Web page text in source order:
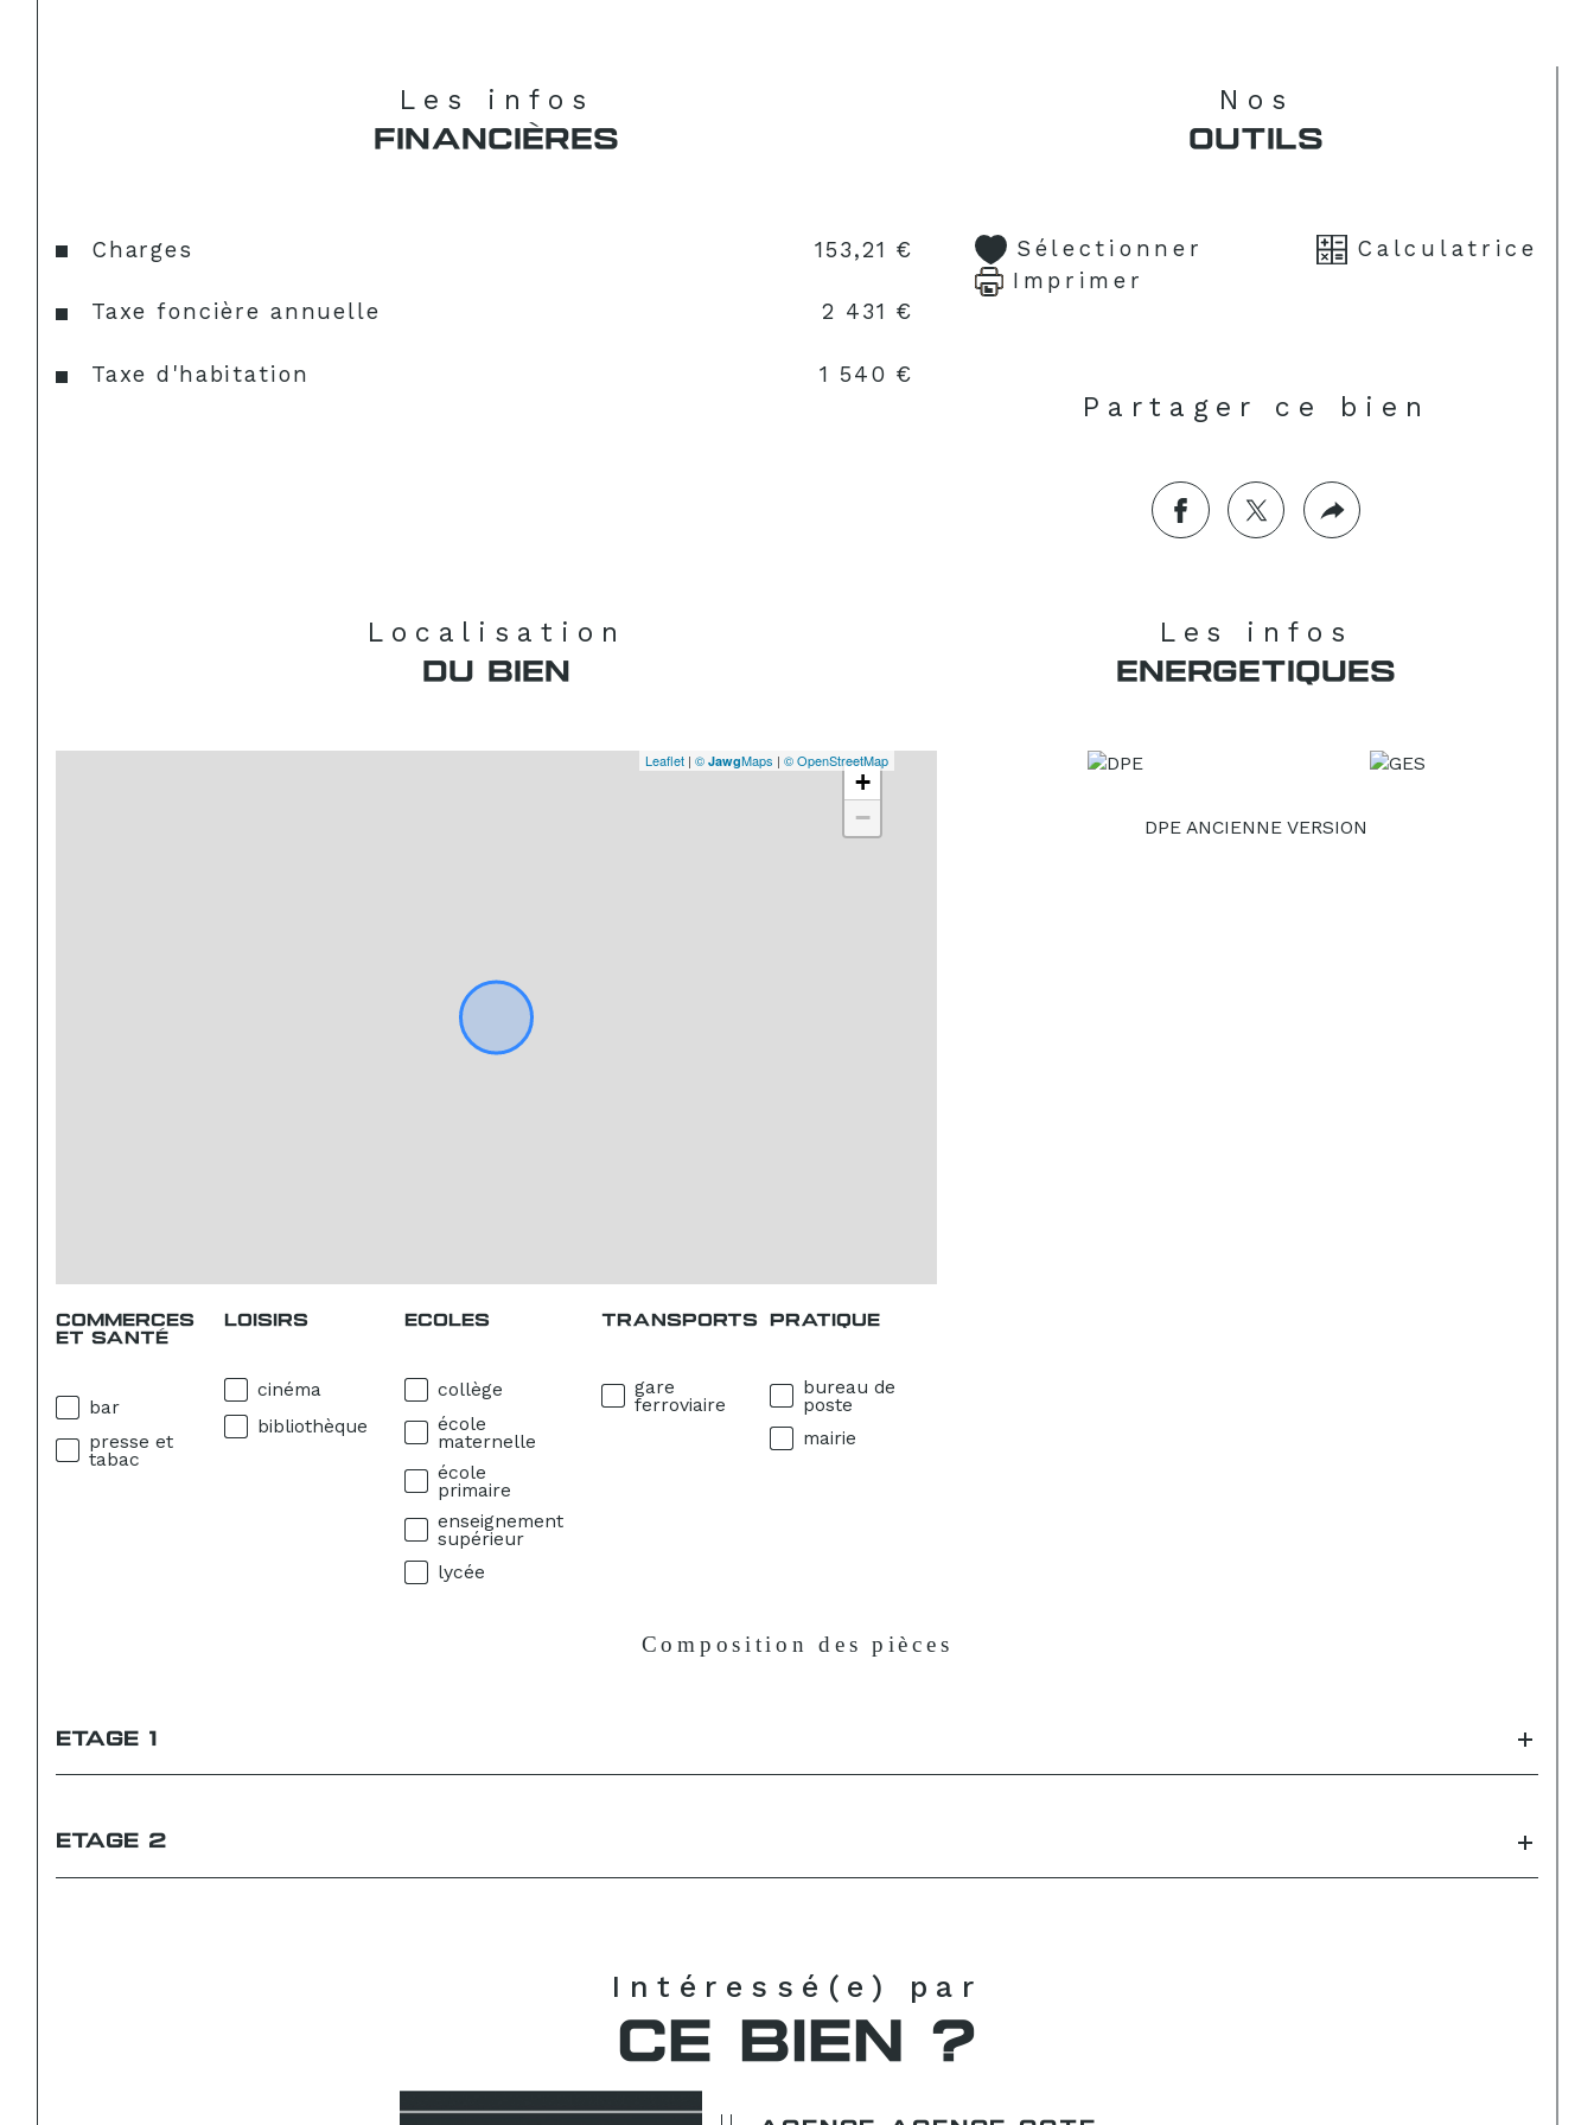
Les infos
FINANCIÈRES
Charges 153,21 €
Taxe foncière annuelle 2 431 €
Taxe d'habitation 1 540 €
Nos
OUTILS
Sélectionner
Calculatrice
Imprimer
Partager ce bien
Localisation
DU BIEN
+
−
Leaflet |©JawgMaps |© OpenStreetMap
COMMERCES
ET SANTÉ
bar
presse et
tabac
LOISIRS
cinéma
bibliothèque
ECOLES
collège
école
maternelle
école
primaire
enseignement
supérieur
lycée
TRANSPORTS
gare
ferroviaire
PRATIQUE
bureau de
poste
mairie
Les infos
ENERGETIQUES
DPE ANCIENNE VERSION
Composition des pièces
ETAGE 1
ETAGE 2
Intéressé(e) par
CE BIEN ?